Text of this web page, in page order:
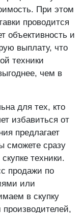
скупки
При этом
проводится
объективность и
выплату, что
техники
чем в
для тех, кто
избавиться от
предлагает
сможете сразу
техники.
продажи по
или
в скупку